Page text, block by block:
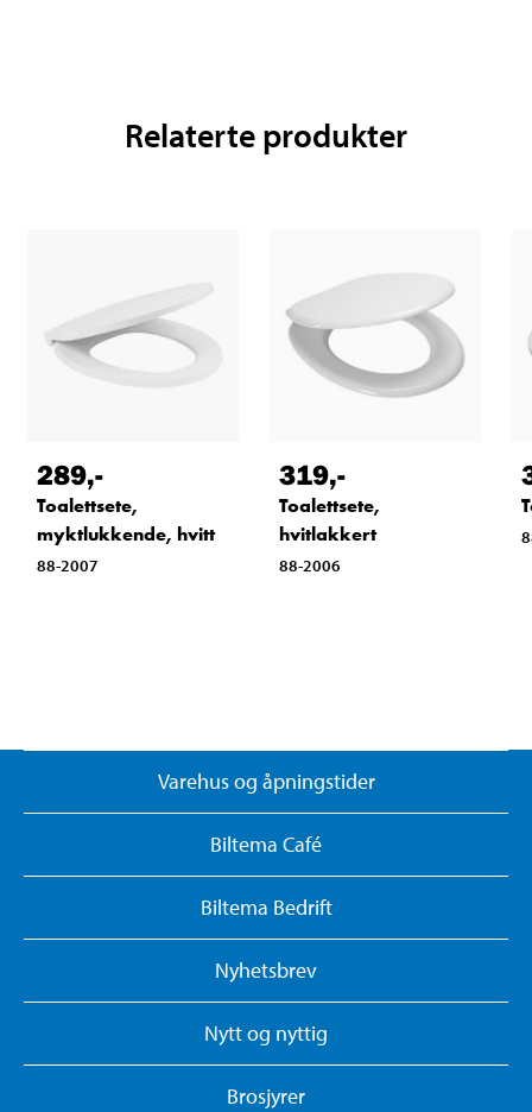
Relaterte produkter
289,-
Toalettsete,
myktlukkende, hvitt
88-2007
319,-
Toalettsete,
hvitlakkert
88-2006
Varehus og åpningstider
Biltema Café
Biltema Bedrift
Nyhetsbrev
Nytt og nyttig
Brosjyrer